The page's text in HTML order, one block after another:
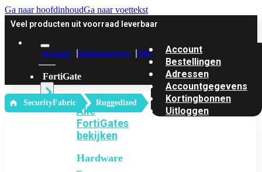
Ga naar hoofdinhoudGa naar voettekst
Veel producten uit voorraad leverbaar
Account Klantenservice Offerte
FortiGate
Alle
FortiGates
bekijken
Hardware
Account
Bestellingen
Adressen
Accountgegevens
Kortingbonnen
Uitloggen
‎ SecurityFabric Ruggedized